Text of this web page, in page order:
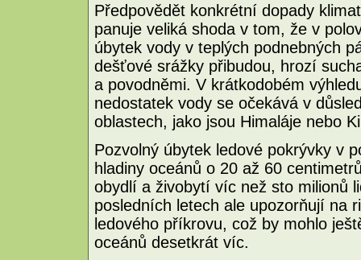
Předpovědět konkrétní dopady
panuje veliká shoda v tom, že v
úbytek vody v teplých podnebných
dešťové srážky přibudou, hrozí
a povodněmi. V krátkodobém
nedostatek vody se očekává v
oblastech, jako jsou Himaláje nebo
Pozvolný úbytek ledové pokrývky v
hladiny oceánů o 20 až 60
obydlí a živobytí víc než sto milionů
posledních letech ale upozorňují na
ledového příkrovu, což by mohlo
oceánů desetkrát víc.